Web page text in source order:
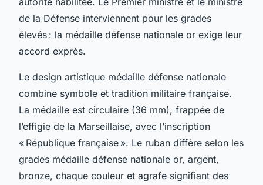
de la Défense interviennent pour les grades
élevés : la médaille défense nationale or exige leur
accord exprès.
Le design artistique médaille défense nationale
combine symbole et tradition militaire française.
La médaille est circulaire (36 mm), frappée de
l’effigie de la Marseillaise, avec l’inscription
« République française ». Le ruban diffère selon les
grades médaille défense nationale or, argent,
bronze, chaque couleur et agrafe signifiant des